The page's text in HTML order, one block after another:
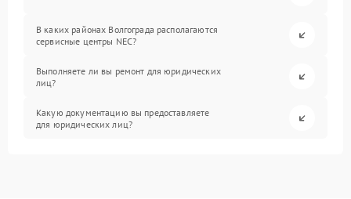
В каких районах Волгограда располагаются
сервисные центры NEC?
Выполняете ли вы ремонт для юридических
лиц?
Какую документацию вы предоставляете
для юридических лиц?